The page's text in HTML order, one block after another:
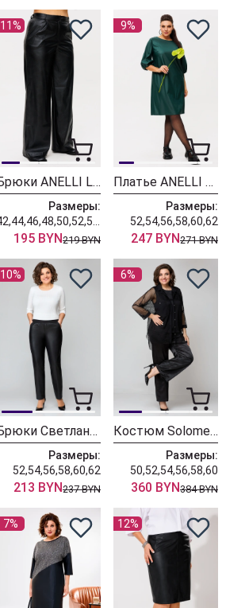
11%
Брюки ANELLI LAUREL 1400.2 пантера
Размеры:
195 BYN219 BYN
9%
Платье ANELLI LAUREL 1434.2 платье река
Размеры:
52,54,56,58,60,62
247 BYN271 BYN
10%
Брюки Светлана-Стиль 1946
Размеры:
52,54,56,58,60,62
213 BYN237 BYN
6%
Костюм Solomea Lux 854А черный
Размеры:
50,52,54,56,58,60
360 BYN384 BYN
7% 12%